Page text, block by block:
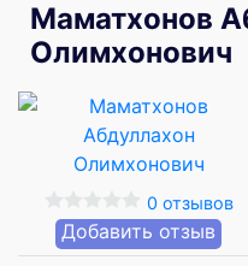
Маматхонов
Олимхонович
0 отзывов
Добавить отзыв